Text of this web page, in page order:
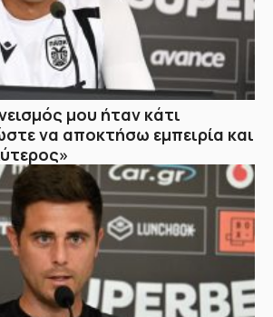
μου ήταν κάτι
να αποκτήσω εμπειρία και